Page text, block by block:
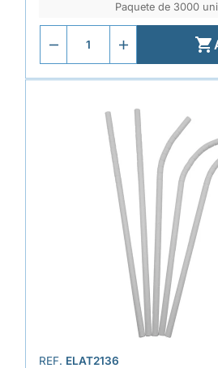
Paquete de 3000

REF. ELAT2136